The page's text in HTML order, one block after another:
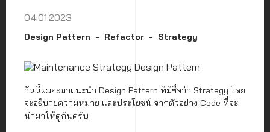
04.01.2023
Design Pattern Refactor Strategy
วันนี้ผมจะมาแนะนำ Design Pattern ที่มีชื่อว่า Strategy โดย
จะอธิบายความหมาย และประโยชน์ จากตัวอย่าง Code ที่จะ
นำมาให้ดูกันครับ